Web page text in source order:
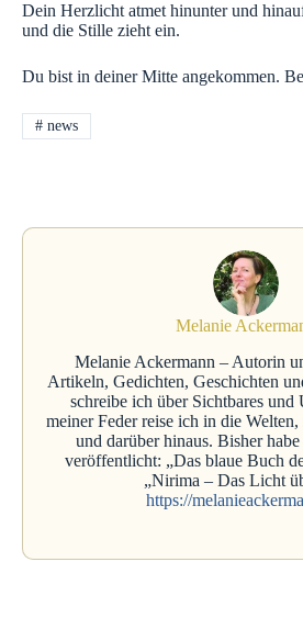
Dein Herzlicht atmet hinunter und
und die Stille zieht ein.
Du bist in deiner Mitte angekommen.
#news
Melanie
Melanie Ackermann – Autorin
Artikeln, Gedichten, Geschichten
schreibe ich über Sichtbares und
meiner Feder reise ich in die
und darüber hinaus. Bisher
veröffentlicht: „Das blaue Buch
„Nirima – Das Licht
https://